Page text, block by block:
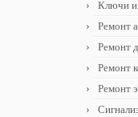
Ключи и
Ремонт
Ремонт
Ремонт
Ремонт